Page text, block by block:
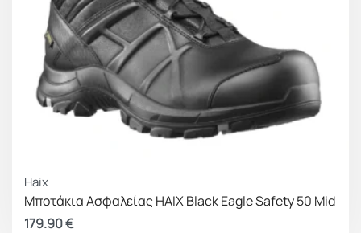
Haix
Μποτάκια Ασφαλείας HAIX Black Eagle Safety 50 Mid
179.90€